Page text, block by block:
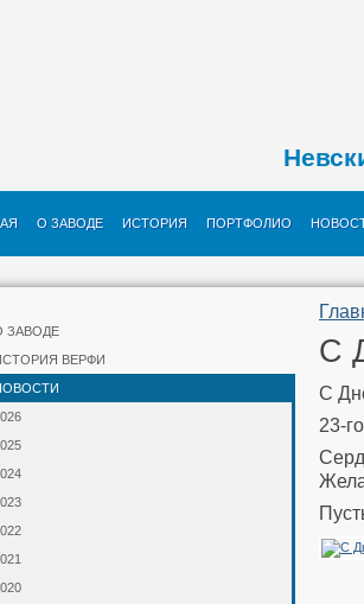
О ЗАВОДЕ ИСТОРИЯ ПОРТФОЛИО
ЗАВОДЕ
ВЕРФИ
С
С
23-